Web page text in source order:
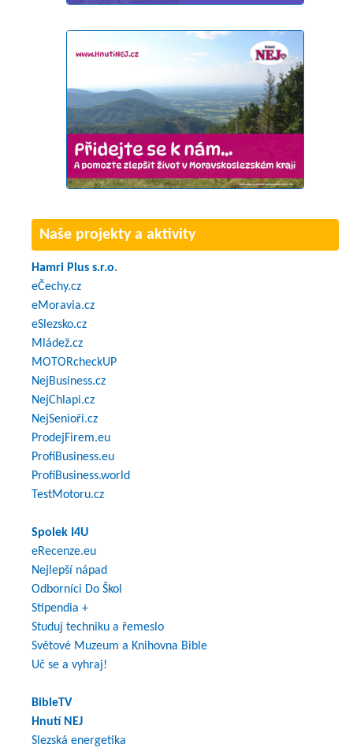
Naše projekty a aktivity
Hamri Plus s.r.o.
eČechy.cz
eMoravia.cz
eSlezsko.cz
Mládež.cz
MOTORcheckUP
NejBusiness.cz
NejChlapi.cz
NejSenioři.cz
ProdejFirem.eu
ProfiBusiness.eu
ProfiBusiness.world
TestMotoru.cz
Spolek I4U
eRecenze.eu
Nejlepší nápad
Odborníci Do Škol
Stipendia +
Studuj techniku a řemeslo
Světové Muzeum a Knihovna Bible
Uč se a vyhraj!
BibleTV
Hnutí NEJ
Slezská energetika